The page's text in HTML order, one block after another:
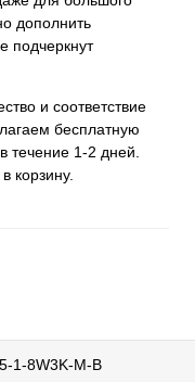
дополнить
подчеркнут
и соответствие
бесплатную
течение 1-2 дней.
корзину.
1-8W3K-M-B